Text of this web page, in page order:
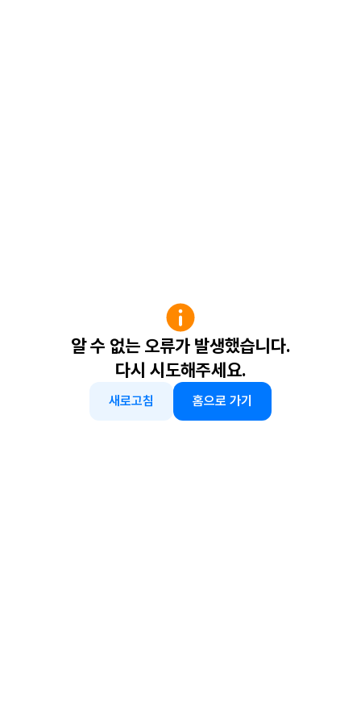
알 수 없는 오류가 발생했습니다.
다시 시도해주세요.
새로고침 홈으로 가기